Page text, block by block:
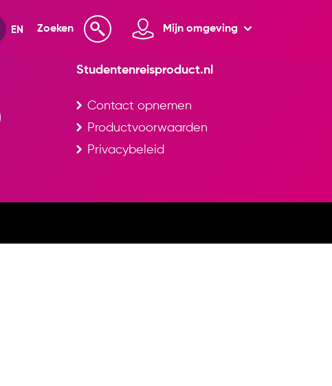
Zoeken Mijn omgeving
Studentenreisproduct.nl
Contact opnemen
Productvoorwaarden
Privacybeleid